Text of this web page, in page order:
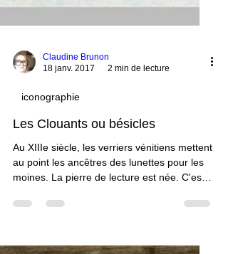
18 janv. 2017
2 min de lecture
iconographie